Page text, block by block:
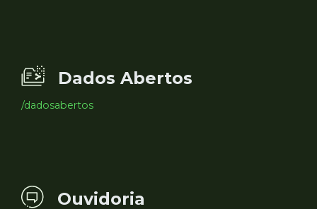
Dados Abertos
/dadosabertos
Ouvidoria